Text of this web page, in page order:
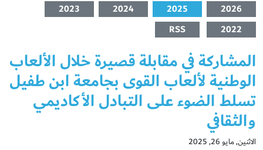
2026
2025
2024
2023
2022
RSS
المشاركة في مقابلة قصيرة خلال الألعاب
الوطنية لألعاب القوى بجامعة ابن طفيل
تسلط الضوء على التبادل الأكاديمي
والثقافي
الاثنين, مايو 26, 2025